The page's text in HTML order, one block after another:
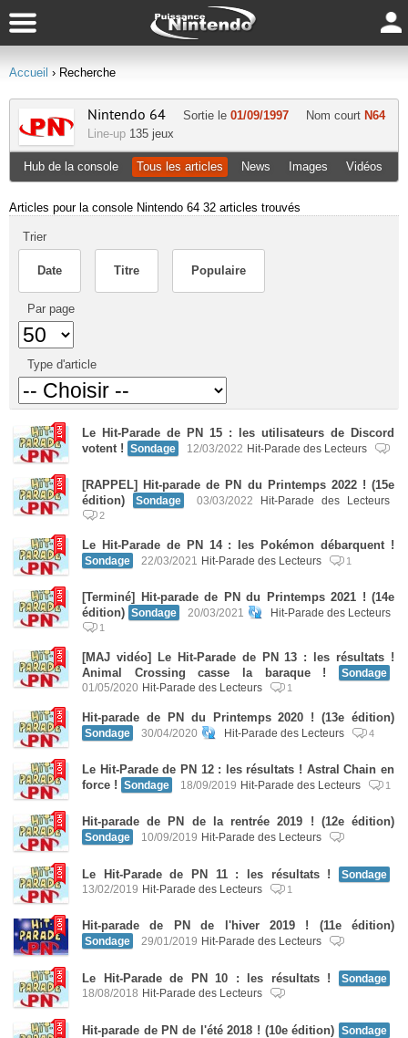
Accueil › Recherche
Nintendo 64 Sortie le 01/09/1997 Nom court N64
Line-up 135 jeux
Hub de la console Tous les articles News Images Vidéos
Articles pour la console Nintendo 64 32 articles trouvés
Trier
Date Titre Populaire
Par page
Type d'article
Le Hit-Parade de PN 15 : les utilisateurs de Discord
votent !
Sondage 12/03/2022 Hit-Parade des Lecteurs
[RAPPEL] Hit-parade de PN du Printemps 2022 ! (15e
édition)
Sondage 03/03/2022 Hit-Parade des Lecteurs
2
Le Hit-Parade de PN 14 : les Pokémon débarquent !
Sondage 22/03/2021 Hit-Parade des Lecteurs 1
[Terminé] Hit-parade de PN du Printemps 2021 ! (14e
édition) Sondage 20/03/2021 Hit-Parade des Lecteurs
1
[MAJ vidéo] Le Hit-Parade de PN 13 : les résultats !
Animal Crossing casse la baraque !
Sondage
01/05/2020 Hit-Parade des Lecteurs 1
Hit-parade de PN du Printemps 2020 ! (13e édition)
Sondage 30/04/2020 Hit-Parade des Lecteurs 4
Le Hit-Parade de PN 12 : les résultats ! Astral Chain en
force !
Sondage 18/09/2019 Hit-Parade des Lecteurs 1
Hit-parade de PN de la rentrée 2019 ! (12e édition)
Sondage 10/09/2019 Hit-Parade des Lecteurs
Le Hit-Parade de PN 11 : les résultats !
Sondage
13/02/2019 Hit-Parade des Lecteurs 1
Hit-parade de PN de l'hiver 2019 ! (11e édition)
Sondage 29/01/2019 Hit-Parade des Lecteurs
Le Hit-Parade de PN 10 : les résultats !
Sondage
18/08/2018 Hit-Parade des Lecteurs
Hit-parade de PN de l'été 2018 ! (10e édition)
Sondage